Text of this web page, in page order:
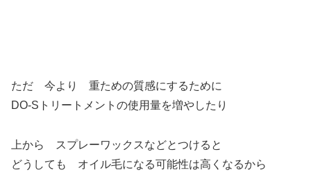
ただ 今より 重ための質感にするために
DO-Sトリートメントの使用量を増やしたり
上から スプレーワックスなどとつけると
どうしても オイル毛になる可能性は高くなるから